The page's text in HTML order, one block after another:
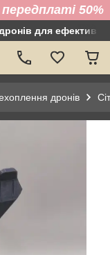
50%
для
дронів